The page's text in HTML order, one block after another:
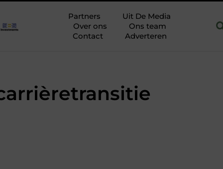
Partners
Uit De Media
Over ons
Ons team
Contact
Adverteren